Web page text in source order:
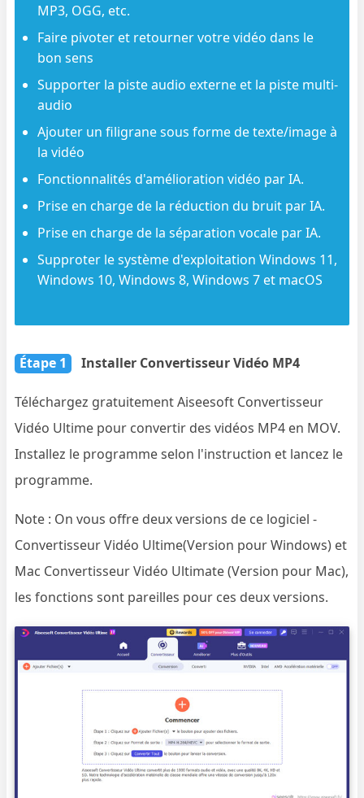
MP3, OGG, etc.
Faire pivoter et retourner votre vidéo dans le
bon sens
Supporter la piste audio externe et la piste multi-
audio
Ajouter un filigrane sous forme de texte/image à
la vidéo
Fonctionnalités d'amélioration vidéo par IA.
Prise en charge de la réduction du bruit par IA.
Prise en charge de la séparation vocale par IA.
Supproter le système d'exploitation Windows 11,
Windows 10, Windows 8, Windows 7 et macOS
Étape 1 Installer Convertisseur Vidéo MP4
Téléchargez gratuitement Aiseesoft Convertisseur
Vidéo Ultime pour convertir des vidéos MP4 en MOV.
Installez le programme selon l'instruction et lancez le
programme.
Note : On vous offre deux versions de ce logiciel -
Convertisseur Vidéo Ultime(Version pour Windows) et
Mac Convertisseur Vidéo Ultimate (Version pour Mac),
les fonctions sont pareilles pour ces deux versions.